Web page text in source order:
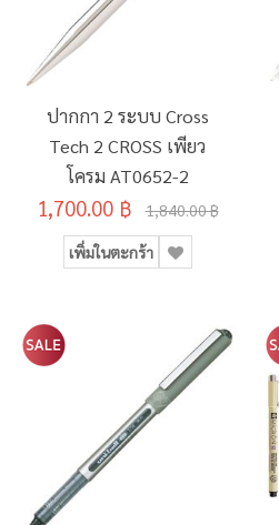
ปากกา 2 ระบบ Cross
Tech 2 CROSS เพียว
โครม AT0652-2
1,700.00 ฿ 1,840.00 ฿
เพิ่มในตะกร้า